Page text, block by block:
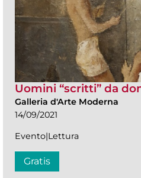
Uomini “scritti” da
Galleria d'Arte Moderna
14/09/2021
Evento|Lettura
Gratis